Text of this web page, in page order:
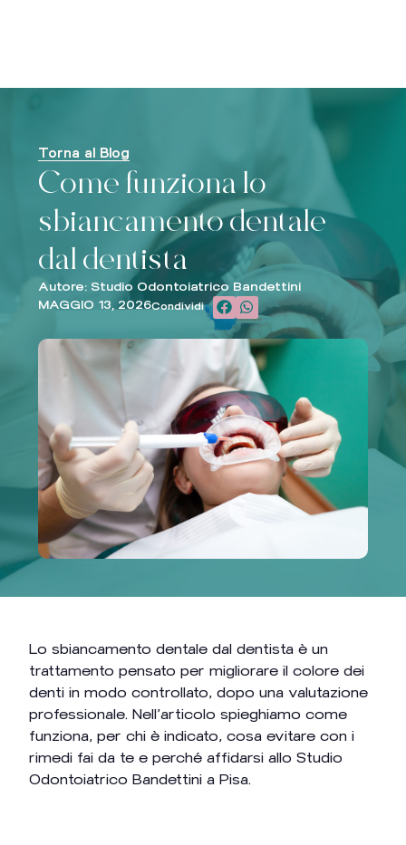
Torna al Blog
Come funziona lo
sbiancamento dentale
dal dentista
Autore: Studio Odontoiatrico Bandettini
MAGGIO 13, 2026Condividi
Lo sbiancamento dentale dal dentista è un
trattamento pensato per migliorare il colore dei
denti in modo controllato, dopo una valutazione
professionale. Nell’articolo spieghiamo come
funziona, per chi è indicato, cosa evitare con i
rimedi fai da te e perché affidarsi allo Studio
Odontoiatrico Bandettini a Pisa.